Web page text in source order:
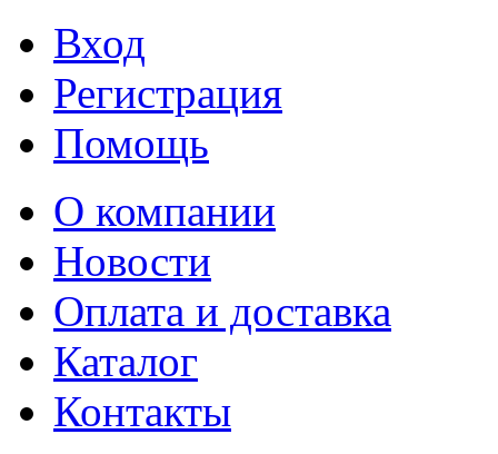
Вход
Регистрация
Помощь
О компании
Новости
Оплата и доставка
Каталог
Контакты